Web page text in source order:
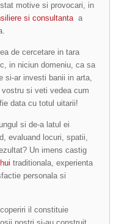
motive si provocari, in
si consultanta a
de cercetare in tara
in niciun domeniu, ca sa
si-ar investi banii in arta,
si veti vedea cum
data cu totul uitarii!
si de-a latul ei
evaluand locuri, spatii,
Un imens castig
traditionala, experienta
personala si
il constituie